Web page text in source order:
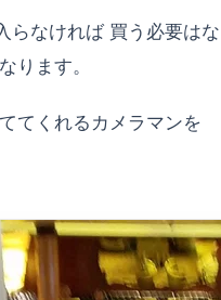
らなければ 買う必要はな
ります。
てくれるカメラマンを